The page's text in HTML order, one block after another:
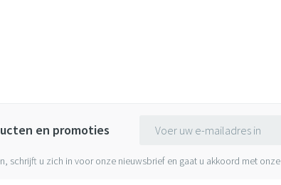
en promoties
schrijft u zich in voor onze nieuwsbrief en gaat u akkoord met onze